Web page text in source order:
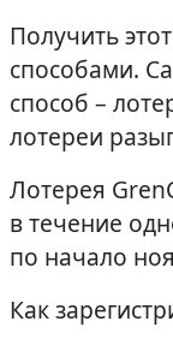
Получить
способами.
способ –
лотереи
Лотерея
в течение
по начало
Как